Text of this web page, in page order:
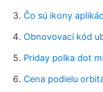
Čo sú ikony
Obnovovací kód
Priday polka dot
Cena podielu